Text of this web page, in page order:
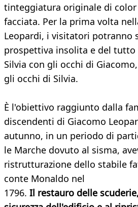
tinteggiatura originale di
facciata. Per la prima volta
Leopardi, i visitatori potranno
prospettiva insolita e del
Silvia con gli occhi di
gli occhi di Silvia.
È l'obiettivo raggiunto dalla
discendenti di Giacomo
autunno, in un periodo di
le Marche dovuto al sisma,
ristrutturazione dello stabile
conte Monaldo nel
1796. Il restauro delle